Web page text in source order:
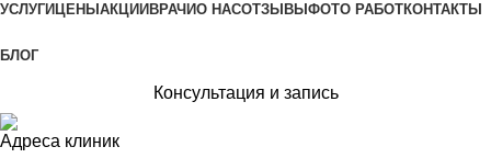
УСЛУГИ ЦЕНЫ АКЦИИ ВРАЧИО НАСОТЗЫВЫ ФОТО РАБОТКОНТАКТЫ
БЛОГ
Консультация и запись
Адреса клиник